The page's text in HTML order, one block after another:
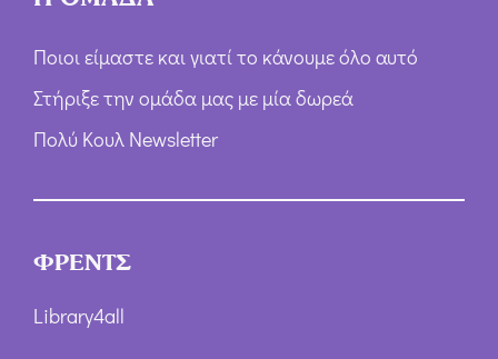
Ποιοι είμαστε και γιατί το κάνουμε όλο αυτό
Στήριξε την ομάδα μας με μία δωρεά
Πολύ Κουλ Newsletter
ΦΡΕΝΤΣ
Library4all